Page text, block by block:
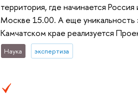
территория, где начинается
Москве 15.00. А еще уникальность
Камчатском крае реализуется
Наука экспертиза